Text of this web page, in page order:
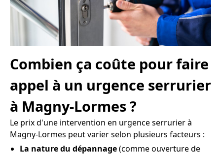
Combien ça coûte pour faire
appel à un urgence serrurier
à Magny-Lormes ?
Le prix d'une intervention en urgence serrurier à
Magny-Lormes peut varier selon plusieurs facteurs :
La nature du dépannage(comme ouverture de